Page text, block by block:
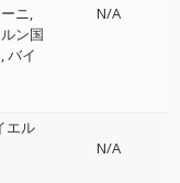
ニ
ン国
バイ
N/A
エル
N/A